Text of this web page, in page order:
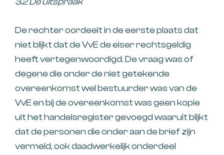
De rechter oordeelt in de eerste plaats dat
niet blijkt dat de VvE de eiser rechtsgeldig
heeft vertegenwoordigd. De vraag was of
degene die onder de niet getekende
overeenkomst wel bestuurder was van de
VvE en bij de overeenkomst was geen kopie
uit het handelsregister gevoegd waaruit blijkt
dat de personen die onder aan de brief zijn
vermeld, ook daadwerkelijk onderdeel